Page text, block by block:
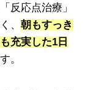
反応点治療」
、朝もすっき
充実した1日
。